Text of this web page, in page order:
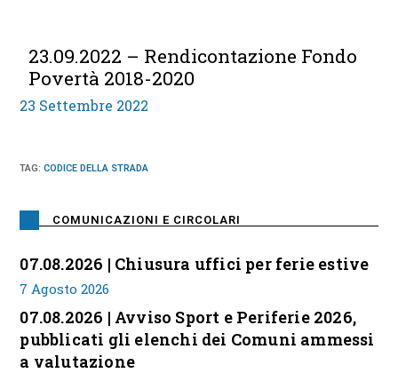
23.09.2022 – Rendicontazione Fondo
Povertà 2018-2020
23 Settembre 2022
TAG:CODICE DELLA STRADA
COMUNICAZIONI E CIRCOLARI
07.08.2026 | Chiusura uffici per ferie estive
7 Agosto 2026
07.08.2026 | Avviso Sport e Periferie 2026,
pubblicati gli elenchi dei Comuni ammessi
a valutazione